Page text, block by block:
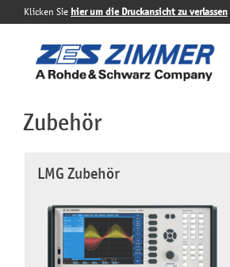
Klicken Sie hier um die Druckansicht zu verlassen
Zubehör
LMG Zubehör